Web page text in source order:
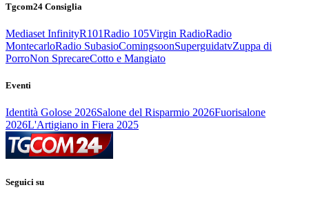
Tgcom24 Consiglia
Mediaset InfinityR101Radio 105Virgin RadioRadio
MontecarloRadio SubasioComingsoonSuperguidatvZuppa di
PorroNon SprecareCotto e Mangiato
Eventi
Identità Golose 2026Salone del Risparmio 2026Fuorisalone
2026L'Artigiano in Fiera 2025
Seguici su